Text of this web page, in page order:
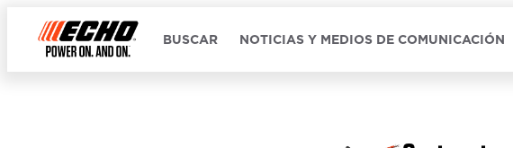
BUSCAR NOTICIAS Y MEDIOS DE COMUNICACIÓN